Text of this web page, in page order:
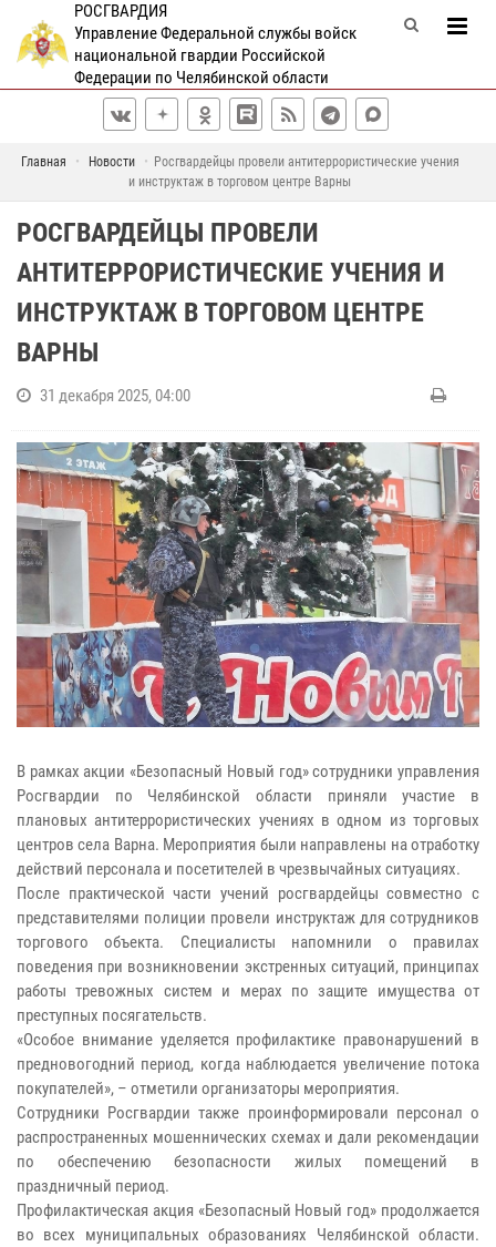
РОСГВАРДИЯ
Управление Федеральной службы войск
национальной гвардии Российской
Федерации по Челябинской области
Главная Новости
Росгвардейцы провели антитеррористические учения
и инструктаж в торговом центре Варны
РОСГВАРДЕЙЦЫ ПРОВЕЛИ
АНТИТЕРРОРИСТИЧЕСКИЕ УЧЕНИЯ И
ИНСТРУКТАЖ В ТОРГОВОМ ЦЕНТРЕ
ВАРНЫ
31 декабря 2025, 04:00
В рамках акции «Безопасный Новый год» сотрудники управления
Росгвардии по Челябинской области приняли участие в
плановых антитеррористических учениях в одном из торговых
центров села Варна. Мероприятия были направлены на отработку
действий персонала и посетителей в чрезвычайных ситуациях.
После практической части учений росгвардейцы совместно с
представителями полиции провели инструктаж для сотрудников
торгового объекта. Специалисты напомнили о правилах
поведения при возникновении экстренных ситуаций, принципах
работы тревожных систем и мерах по защите имущества от
преступных посягательств.
«Особое внимание уделяется профилактике правонарушений в
предновогодний период, когда наблюдается увеличение потока
покупателей», – отметили организаторы мероприятия.
Сотрудники Росгвардии также проинформировали персонал о
распространенных мошеннических схемах и дали рекомендации
по обеспечению безопасности жилых помещений в
праздничный период.
Профилактическая акция «Безопасный Новый год» продолжается
во всех муниципальных образованиях Челябинской области.